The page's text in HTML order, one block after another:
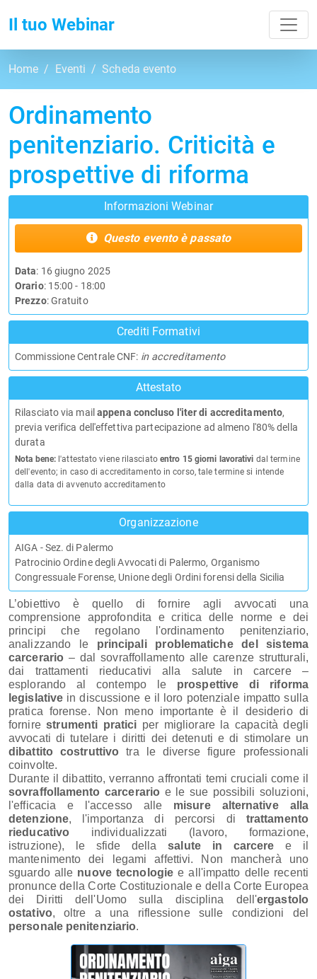
Il tuo Webinar
Home Eventi Scheda evento
Ordinamento
penitenziario. Criticità e
prospettive di riforma
L’obiettivo è quello di fornire agli avvocati una
comprensione approfondita e critica delle norme e dei
principi che regolano l'ordinamento penitenziario,
analizzando le principali problematiche del sistema
carcerario – dal sovraffollamento alle carenze strutturali,
dai trattamenti rieducativi alla salute in carcere –
esplorando al contempo le prospettive di riforma
legislative in discussione e il loro potenziale impatto sulla
pratica forense. Non meno importante è il desiderio di
fornirestrumenti pratici per migliorare la capacità degli
avvocati di tutelare i diritti dei detenuti e di stimolare un
dibattito costruttivo tra le diverse figure professionali
coinvolte.
Durante il dibattito, verranno affrontati temi cruciali come il
sovraffollamento carcerario e le sue possibili soluzioni,
l'efficacia e l'accesso alle misure alternative alla
detenzione, l'importanza di percorsi di trattamento
rieducativo individualizzati (lavoro, formazione,
istruzione), le sfide dellasalute in carcere e il
mantenimento dei legami affettivi. Non mancherà uno
sguardo alle nuove tecnologie e all'impatto delle recenti
pronunce della Corte Costituzionale e della Corte Europea
dei Diritti dell'Uomo sulla disciplina dell'ergastolo
ostativo, oltre a una riflessione sulle condizioni del
personale penitenziario.
Informazioni Webinar
Questo evento è passato
Data: 16 giugno 2025
Orario: 15:00 - 18:00
Prezzo: Gratuito
Crediti Formativi
Commissione Centrale CNF: in accreditamento
Attestato
Rilasciato via mail appena concluso l'iter di accreditamento,
previa verifica dell'effettiva partecipazione ad almeno l'80% della
durata
Nota bene: l'attestato viene rilasciato entro 15 giorni lavorativi dal termine
dell'evento; in caso di accreditamento in corso, tale termine si intende
dalla data di avvenuto accreditamento
Organizzazione
AIGA - Sez. di Palermo
Patrocinio Ordine degli Avvocati di Palermo, Organismo
Congressuale Forense, Unione degli Ordini forensi della Sicilia